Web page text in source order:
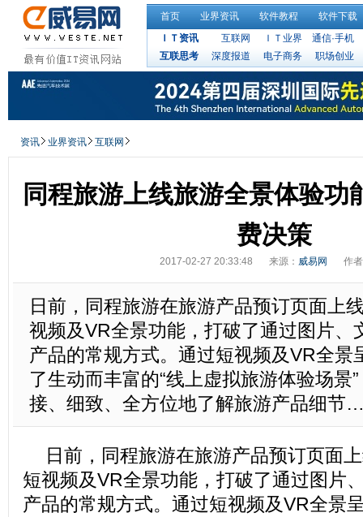
首页 业界资讯 软件教程
软件下载
ＩＴ资讯
互联网 ＩＴ业界
通信·手机
互联思考
深度报道 电子商务 职场创业
资讯 业界资讯 互联网
同程旅游上线旅游全景体验功
费决策
2017-02-27 20:33:48 来源： 威易网 作
日前，同程旅游在旅游产品预订页面上
视频及VR全景功能，打破了通过图片、
产品的常规方式。通过短视频及VR全景
了生动而丰富的“线上虚拟旅游体验场景
接、细致、全方位地了解旅游产品细
日前，同程旅游在旅游产品预订页面
短视频及VR全景功能，打破了通过图片
产品的常规方式。通过短视频及VR全景